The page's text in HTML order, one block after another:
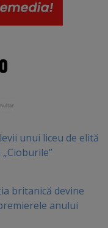
unui liceu de elită
britanică devine
anului